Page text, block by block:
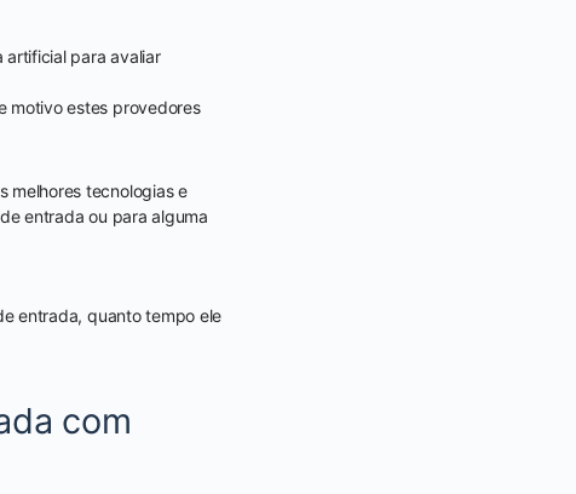
artificial para avaliar
motivo estes provedores
melhores tecnologias e
entrada ou para alguma
entrada, quanto tempo ele
com